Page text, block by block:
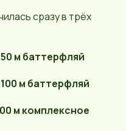
сразу в трёх
50 м баттерфляй
100 м баттерфляй
м комплексное